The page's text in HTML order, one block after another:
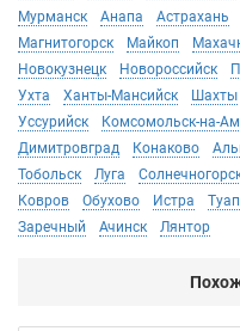
Мурманск
Анапа Астрахань
Магнитогорск
Майкоп
Новокузнецк
Новороссийск
Ухта
Ханты-Мансийск Шахты
Уссурийск
Комсомольск-на-
Димитровград
Конаково
Тобольск
Луга
Ковров
Обухово Истра
Заречный
Ачинск Лянтор